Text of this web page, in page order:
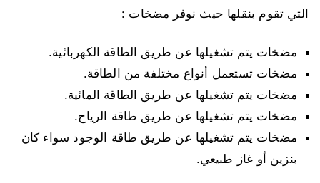
التي تقوم بنقلها حيث نوفر مضخات :
مضخات يتم تشغيلها عن طريق الطاقة الكهربائية.
مضخات تستعمل أنواع مختلفة من الطاقة.
مضخات يتم تشغيلها عن طريق الطاقة المائية.
مضخات يتم تشغيلها عن طريق طاقة الرياح.
مضخات يتم تشغيلها عن طريق طاقة الوجود سواء كان
بنزين أو غاز طبيعي.